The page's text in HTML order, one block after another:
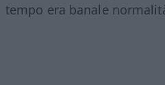
tempo era banale